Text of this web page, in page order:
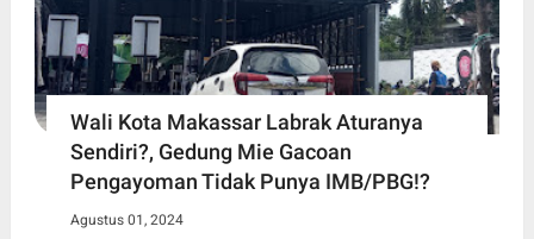
Wali Kota Makassar Labrak Aturanya
Sendiri?, Gedung Mie Gacoan
Pengayoman Tidak Punya IMB/PBG!?
Agustus 01, 2024